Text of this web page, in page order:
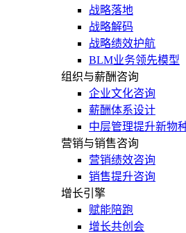
战略落地
战略解码
战略绩效护航
BLM业务领先模型
组织与薪酬咨询
企业文化咨询
薪酬体系设计
中层管理提升新物
营销与销售咨询
营销绩效咨询
销售提升咨询
增长引擎
赋能陪跑
增长共创会